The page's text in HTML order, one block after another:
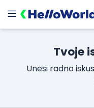
Tvoje
Unesi radno
/kompanije/iskustvo/